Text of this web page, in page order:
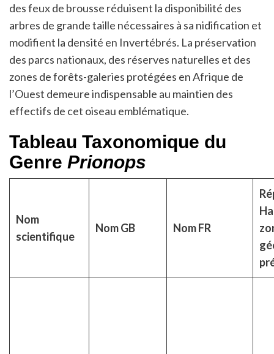
des feux de brousse réduisent la disponibilité des
arbres de grande taille nécessaires à sa nidification et
modifient la densité en Invertébrés. La préservation
des parcs nationaux, des réserves naturelles et des
zones de forêts-galeries protégées en Afrique de
l’Ouest demeure indispensable au maintien des
effectifs de cet oiseau emblématique.
Tableau Taxonomique du
Genre Prionops
Nom
scientifique
Nom GB Nom FR